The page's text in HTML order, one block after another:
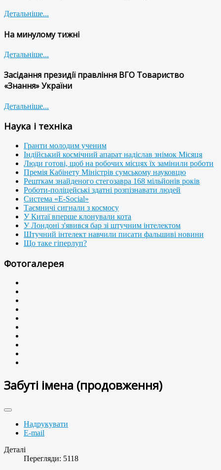
Детальніше...
На минулому тижні
Детальніше...
Засідання президії правління ВГО Товариство
«Знання» України
Детальніше...
Наука і техніка
Гранти молодим ученим
Індійський космічний апарат надіслав знімок Місяця
Люди готові, щоб на робочих місцях їх замінили роботи
Премія Кабінету Міністрів сумському науковцю
Решткам знайденого стегозавра 168 мільйонів років
Роботи-поліцейські здатні розпізнавати людей
Система «E-Social»
Таємничі сигнали з космосу
У Китаї вперше клонували кота
У Лондоні з'явився бар зі штучним інтелектом
Штучний інтелект навчили писати фальшиві новини
Що таке гіперлуп?
Фотогалерея
Забуті імена (продовження)
Надрукувати
E-mail
Деталі
Перегляди: 5118